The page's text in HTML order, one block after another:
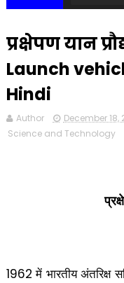
प्रक्षेपण यान
Launch
Hindi
Author December 18,
Science and Technology
1962 में भारतीय